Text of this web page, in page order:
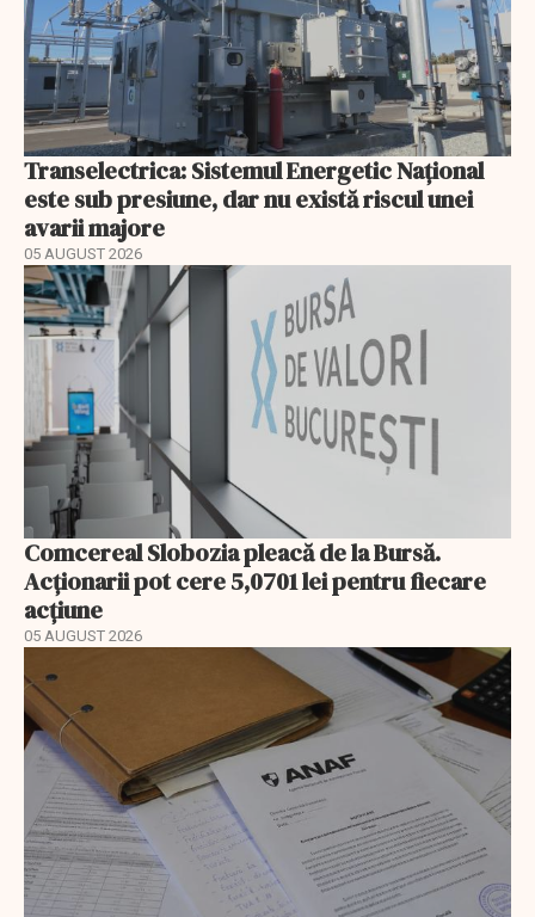
Transelectrica: Sistemul Energetic Național
este sub presiune, dar nu există riscul unei
avarii majore
05 AUGUST 2026
Comcereal Slobozia pleacă de la Bursă.
Acționarii pot cere 5,0701 lei pentru fiecare
acțiune
05 AUGUST 2026